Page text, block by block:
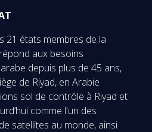
21 états membres de la
aux besoins
depuis plus de 45 ans,
de Riyad, en Arabie
sol de contrôle à Riyad et
comme l'un des
satellites au monde, ainsi